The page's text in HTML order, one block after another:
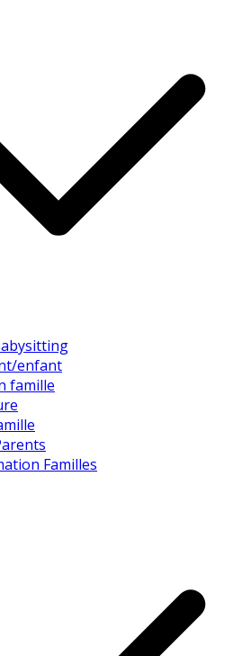
enfant
famille
Familles